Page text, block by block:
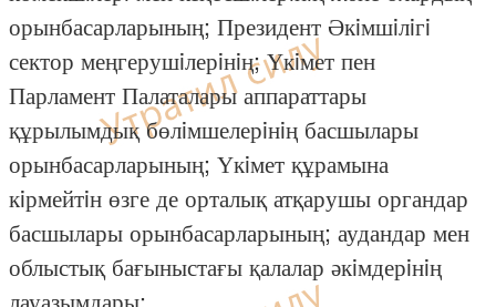
орынбасарларының; Президент Әкiмшiлiгi
сектор меңгерушiлерiнiң; Үкiмет пен
Парламент Палаталары аппараттары
құрылымдық бөлiмшелерiнiң басшылары
орынбасарларының; Үкiмет құрамына
кiрмейтiн өзге де орталық атқарушы органдар
басшылары орынбасарларының; аудандар мен
облыстық бағыныстағы қалалар әкiмдерiнiң